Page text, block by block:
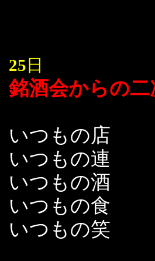
25 日
銘酒会からの二
いつもの店
いつもの連
いつもの酒
いつもの食
いつもの笑